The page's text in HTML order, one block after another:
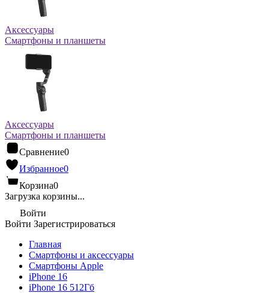
Аксессуары
Смартфоны и планшеты
Аксессуары
Смартфоны и планшеты
Сравнение0
Избранное0
Корзина0
Загрузка корзины...
Войти
Войти Зарегистрироваться
Главная
Смартфоны и аксессуары
Смартфоны Apple
iPhone 16
iPhone 16 512Гб